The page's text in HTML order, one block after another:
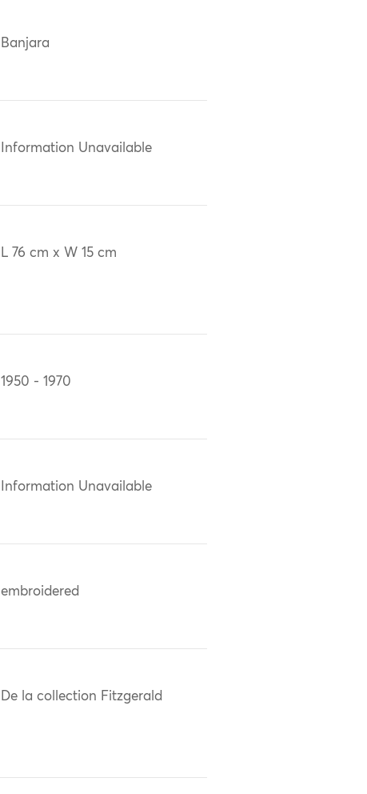
Banjara
Information Unavailable
L 76 cm x W 15 cm
1950 - 1970
Information Unavailable
embroidered
De la collection Fitzgerald